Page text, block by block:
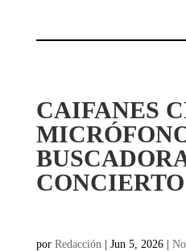
CAIFANES
CONCIERTO
por Redacción | Jun 5, 2026|